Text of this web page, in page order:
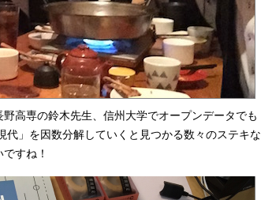
高専の鈴木先生、信州大学でオープンデータでも
」を因数分解していくと見つかる数々のステキな
すね！